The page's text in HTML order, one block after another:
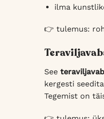
ilma
👉 tulemus:
See
kergesti
Tegemist on